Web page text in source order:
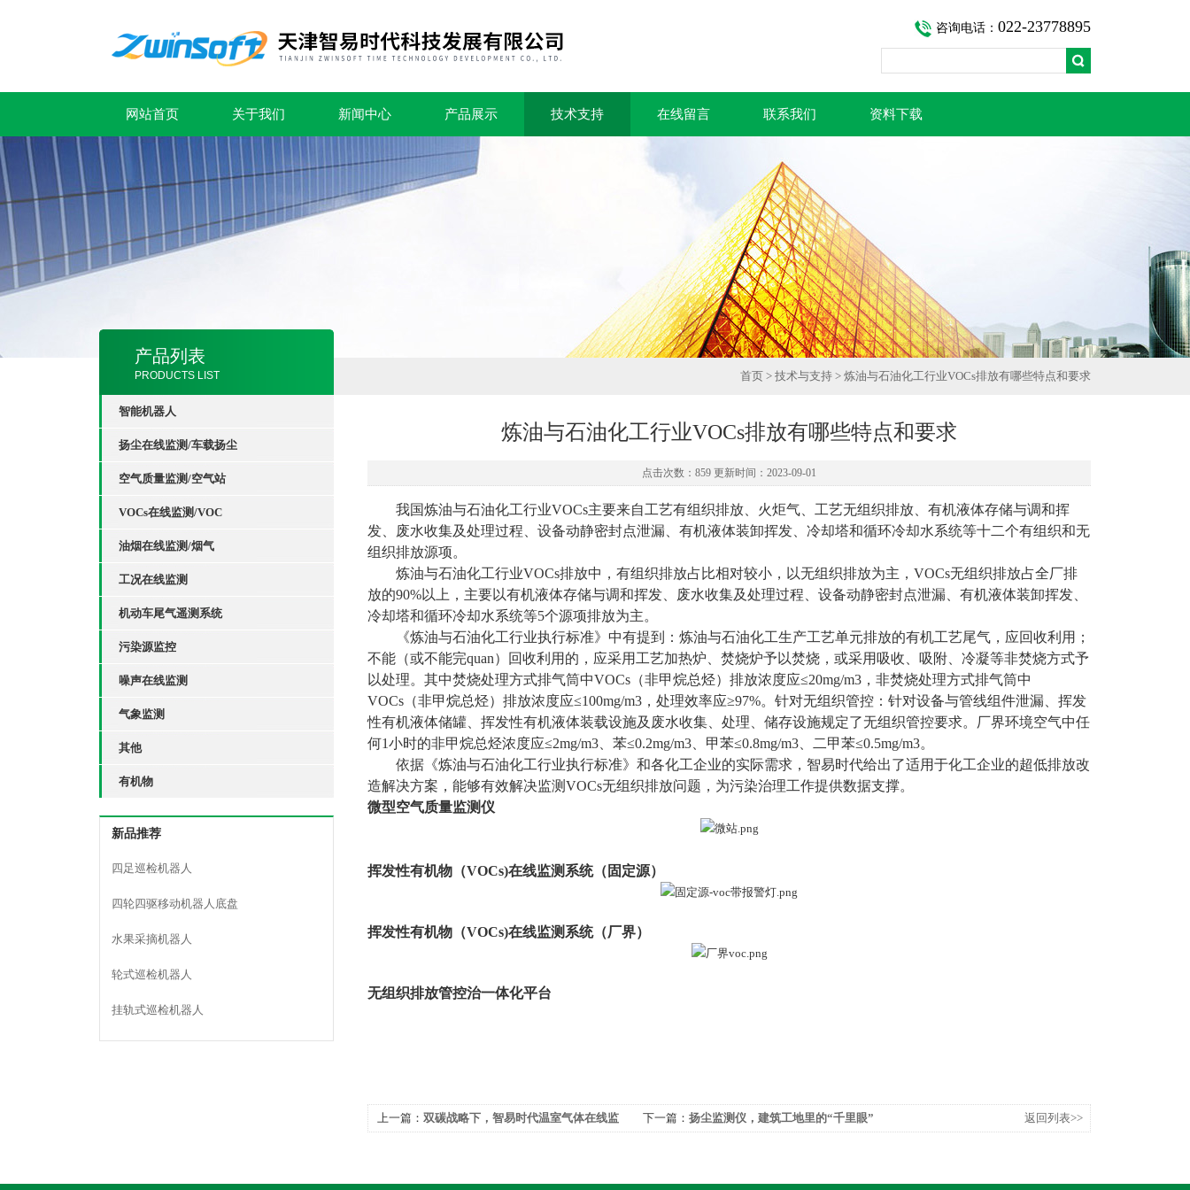
咨询电话： 022-23778895
网站首页 关于我们 新闻中心 产品展示 技术支持 在线留言 联系我们 资料下载
产品列表
PRODUCTS LIST
智能机器人
扬尘在线监测/车载扬尘
空气质量监测/空气站
VOCs在线监测/VOC
油烟在线监测/烟气
工况在线监测
机动车尾气遥测系统
污染源监控
噪声在线监测
气象监测
其他
有机物
新品推荐
四足巡检机器人
四轮四驱移动机器人底盘
水果采摘机器人
轮式巡检机器人
挂轨式巡检机器人
首页 > 技术与支持 > 炼油与石油化工行业VOCs排放有哪些特点和要求
炼油与石油化工行业VOCs排放有哪些特点和要求
点击次数：859 更新时间：2023-09-01
我国炼油与石油化工行业VOCs主要来自工艺有组织排放、火炬气、工艺无组织排放、有机液体存储与调和挥
发、废水收集及处理过程、设备动静密封点泄漏、有机液体装卸挥发、冷却塔和循环冷却水系统等十二个有组织和无
组织排放源项。
炼油与石油化工行业VOCs排放中 ，有组织排放占比相对较小 ， 以无组织排放为主，VOCs无组织排放占全厂排
放的90%以上，主要以有机液体存储与调和挥发、废水收集及处理过程、设备动静密封点泄漏、有机液体装卸挥发、
冷却塔和循环冷却水系统等5个源项排放为主。
《炼油与石油化工行业执行标准》 中有提到
：炼油与石油化工生产工艺单元排放的有机工艺尾气，应回收利用；
不能（或不能完quan）回收利用的，应采用工艺加热炉、焚烧炉予以焚烧，或采用吸收、吸附、冷凝等非焚烧方式予
以处理。其中焚烧处理方式排气筒中VOCs（非甲烷总烃）排放浓度应≤20mg/m3，非焚烧处理方式排气筒中
VOCs（非甲烷总烃）排放浓度应≤100mg/m3，处理效率应≥97%。 针对无组织管控：针对设备与管线组件泄漏、挥发
性有机液体储罐、挥发性有机液体装载设施及废水收集、处理、储存设施规定了无组织管控要求。厂界环境空气中任
何1小时的非甲烷总烃浓度应≤2mg/m3、苯≤0.2mg/m3、甲苯≤0.8mg/m3、二甲苯≤0.5mg/m3。
依据《炼油与石油化工行业执行标准》和各化工企业的实际需求，智易时代给出了适用于化工企业的超低排放改
造解决方案，能够有效解决监测VOCs无组织排放问题，为污染治理工作提供数据支撑。
微型空气质量监测仪
挥发性有机物（VOCs)在线监测系统（固定源）
挥发性有机物（VOCs)在线监测系统（厂界）
无组织排放管控治一体化平台
上一篇： 双碳战略下，智易时代温室气体在线监
下一篇： 扬尘监测仪，建筑工地里的“千里眼” 返回列表>>